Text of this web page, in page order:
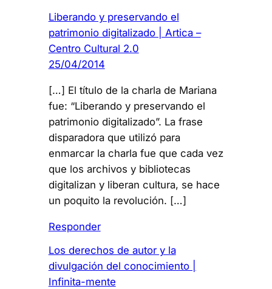
Liberando y preservando el
patrimonio digitalizado | Artica –
Centro Cultural 2.0
25/04/2014
[…] El título de la charla de Mariana
fue: “Liberando y preservando el
patrimonio digitalizado”. La frase
disparadora que utilizó para
enmarcar la charla fue que cada vez
que los archivos y bibliotecas
digitalizan y liberan cultura, se hace
un poquito la revolución. […]
Responder
Los derechos de autor y la
divulgación del conocimiento |
Infinita-mente